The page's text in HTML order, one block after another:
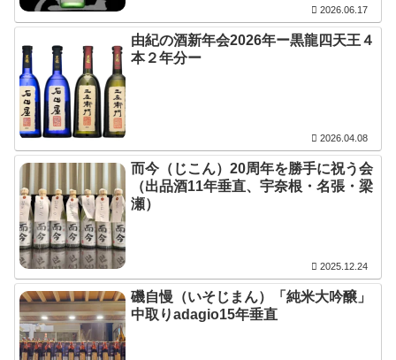
2026.06.17
由紀の酒新年会2026年ー黒龍四天王４
本２年分ー
2026.04.08
而今（じこん）20周年を勝手に祝う会
（出品酒11年垂直、宇奈根・名張・梁
瀬）
2025.12.24
磯自慢（いそじまん）「純米大吟醸」
中取りadagio15年垂直